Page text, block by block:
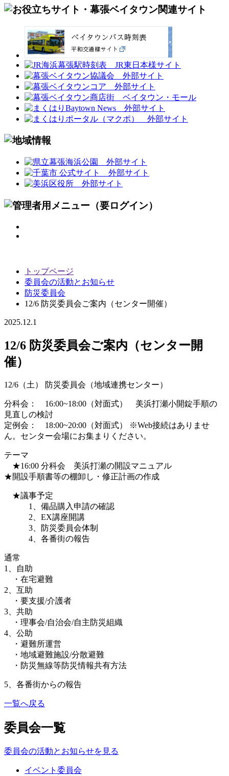
トップページ
委員会の活動とお知らせ
防災委員会
12/6 防災委員会ご案内（センター開催）
2025.12.1
12/6 防災委員会ご案内（センター開
催）
12/6（土） 防災委員会（地域連携センター）
分科会： 16:00~18:00（対面式） 美浜打瀬小開錠手順の
見直しの検討
定例会： 18:00~20:00（対面式） ※Web接続はありませ
ん。センター会場にお集まりください。
テーマ
★16:00 分科会 美浜打瀬の開設マニュアル
★開設手順書等の棚卸し・修正計画の作成
★議事予定
1、備品購入申請の確認
2、EX講座開講
3、防災委員会体制
4、各番街の報告
通常
1、自助
・在宅避難
2、互助
・要支援/介護者
3、共助
・理事会/自治会/自主防災組織
4、公助
・避難所運営
・地域避難施設/分散避難
・防災無線等防災情報共有方法
5、各番街からの報告
一覧へ戻る
委員会一覧
委員会の活動とお知らせを見る
イベント委員会